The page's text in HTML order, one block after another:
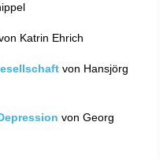
Katrin Ehrich
von Hansjörg
von Georg